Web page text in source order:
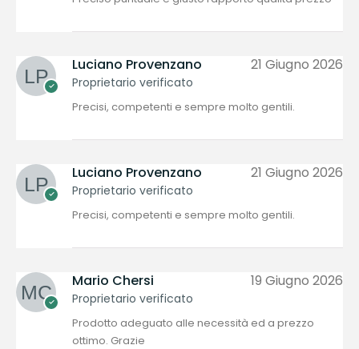
Luciano Provenzano
Proprietario verificato
21 Giugno 2026
Precisi, competenti e sempre molto gentili.
Luciano Provenzano
Proprietario verificato
21 Giugno 2026
Precisi, competenti e sempre molto gentili.
Mario Chersi
Proprietario verificato
19 Giugno 2026
Prodotto adeguato alle necessità ed a prezzo
ottimo. Grazie